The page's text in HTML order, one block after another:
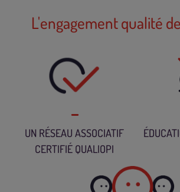
L'engagement qualité
UN RÉSEAU ASSOCIATIF
CERTIFIÉ QUALIOPI